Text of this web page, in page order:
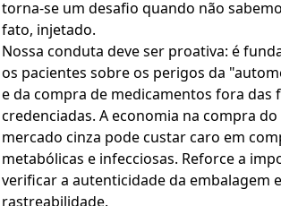
torna-se um desafio quando não
fato, injetado.
Nossa conduta deve ser proativa: é
os pacientes sobre os perigos da
e da compra de medicamentos fora das
credenciadas. A economia na compra
mercado cinza pode custar caro em
metabólicas e infecciosas. Reforce a
verificar a autenticidade da embalagem
rastreabilidade.